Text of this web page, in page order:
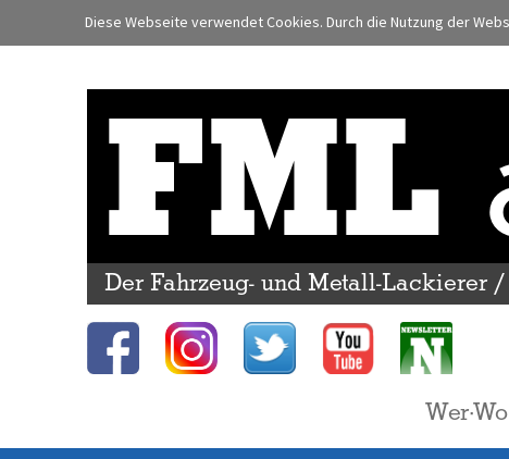
Diese Webseite verwendet Cookies. Durch die Nutzung der
FML
Der Fahrzeug- und Metall-Lackierer